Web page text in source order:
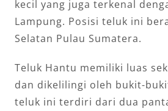
kecil yang juga terkenal
Lampung. Posisi teluk ini
Selatan Pulau Sumatera.
Teluk Hantu memiliki luas
dan dikelilingi oleh bukit-
teluk ini terdiri dari dua